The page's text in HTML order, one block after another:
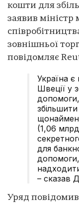
кошти для
заявив
зовнішньої
повідомляє
Україна
Швеції у
(1,06
для
– сказав
Уряд